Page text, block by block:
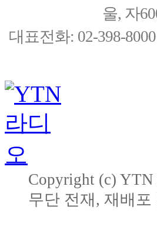
울, 자
대표전화: 02-398-
Copyright (c)
무단 전재, 재배